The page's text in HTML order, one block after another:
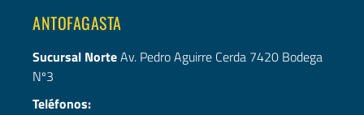
ANTOFAGASTA
Sucursal NorteAv. Pedro Aguirre Cerda 7420 Bodega
Nº3
Teléfonos: